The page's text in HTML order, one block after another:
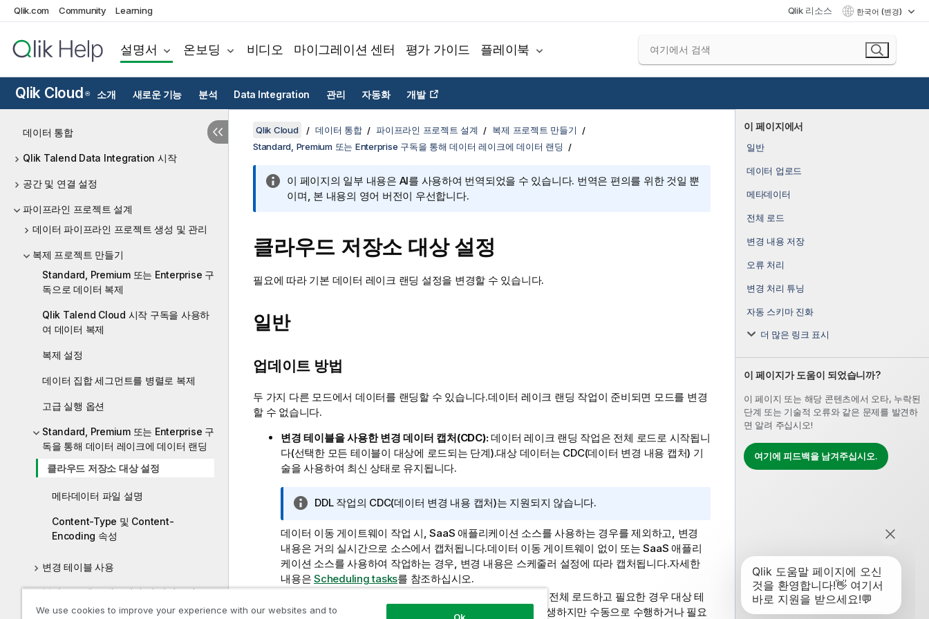
Qlik.com Community Learning Qlik 리소스 한국어 (변경)
설명서 온보딩 비디오 마이그레이션 센터 평가 가이드 플레이북
Qlik Cloud ® 소개 새로운 기능 분석 Data Integration 관리 자동화 개발
데이터 통합
Qlik Talend Data Integration 시작
공간 및 연결 설정
파이프라인 프로젝트 설계
데이터 파이프라인 프로젝트 생성 및 관리
복제 프로젝트 만들기
Standard, Premium 또는 Enterprise 구
독으로 데이터 복제
Qlik Talend Cloud 시작 구독을 사용하
여 데이터 복제
복제 설정
데이터 집합 세그먼트를 병렬로 복제
고급 실행 옵션
Standard, Premium 또는 Enterprise 구
독을 통해 데이터 레이크에 데이터 랜딩
클라우드 저장소 대상 설정
메타데이터 파일 설명
Content-Type 및 Content-
Encoding 속성
변경 테이블 사용
복제 프로젝트 내보내기 및 가져오기
이 페이지에서
일반
데이터 업로드
메타데이터
전체 로드
변경 내용 저장
오류 처리
변경 처리 튜닝
자동 스키마 진화
더 많은 링크 표시
이 페이지가 도움이 되었습니까?
이 페이지 또는 해당 콘텐츠에서 오타, 누락된
단계 또는 기술적 오류와 같은 문제를 발견하
면 알려 주십시오!
여기에 피드백을 남겨주십시오.
Qlik Cloud 데이터 통합 파이프라인 프로젝트 설계
복제 프로젝트 만들기
Standard, Premium 또는 Enterprise 구독을 통해 데이터 레이크에 데이터 랜딩
이 페이지의 일부 내용은 AI를 사용하여 번역되었을 수 있습니다. 번역은 편의를 위한 것일 뿐
이며, 본 내용의 영어 버전이 우선합니다.
클라우드 저장소 대상 설정
필요에 따라 기본 데이터 레이크 랜딩 설정을 변경할 수 있습니다.
일반
업데이트 방법
두 가지 다른 모드에서 데이터를 랜딩할 수 있습니다.데이터 레이크 랜딩 작업이 준비되면 모드를 변경
할 수 없습니다.
변경 테이블을 사용한 변경 데이터 캡처(CDC):데이터 레이크 랜딩 작업은 전체 로드로 시작됩니
다(선택한 모든 테이블이 대상에 로드되는 단계).대상 데이터는 CDC(데이터 변경 내용 캡처) 기
술을 사용하여 최신 상태로 유지됩니다.
정
메
모
DDL 작업의 CDC(데이터 변경 내용 캡처)는 지원되지 않습니다.
데이터 이동 게이트웨이 작업 시, SaaS 애플리케이션 소스를 사용하는 경우를 제외하고, 변경
내용은 거의 실시간으로 소스에서 캡처됩니다.데이터 이동 게이트웨이 없이 또는 SaaS 애플리
케이션 소스를 사용하여 작업하는 경우, 변경 내용은 스케줄러 설정에 따라 캡처됩니다.자세한
내용은 Scheduling tasks를 참조하십시오.
선택한 소스 테이블의 데이터를 대상 플랫폼으로 전체 로드하고 필요한 경우 대상 테
이블을 만듭니다.전체 로드는 작업이 시작될 때 자동으로 발생하지만 수동으로 수행하거나 필요
We use cookies to improve your experience with our websites and to